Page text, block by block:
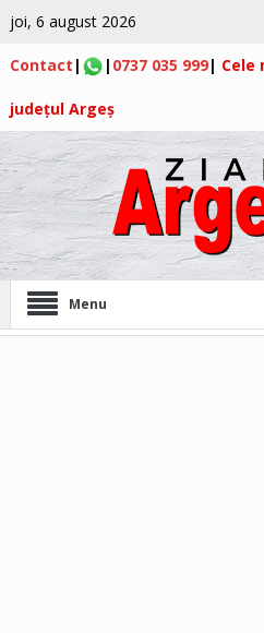
joi, 6 august 2026
Contact | | 0737 035 999| Cele
județul Argeș
Menu